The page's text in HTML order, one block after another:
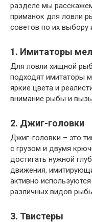
разделе мы
приманок для ловли
советов по их выбору
1. Имитаторы
Для ловли хищной
подходят имитаторы
яркие цвета и
внимание рыбы и
2. Джиг-головки
Джиг-головки – это
с грузом и двумя
достигать нужной
движения,
активно
различных видов
3. Твистеры